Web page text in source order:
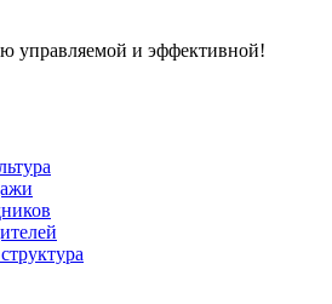
управляемой и эффективной!